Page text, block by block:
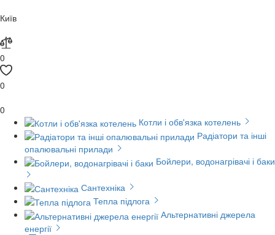
Київ
0
0
0
Котли і обв'язка котелень
Радіатори та інші
опалювальні прилади
Бойлери, водонагрівачі і баки
Сантехніка
Тепла підлога
Альтернативні джерела
енергії